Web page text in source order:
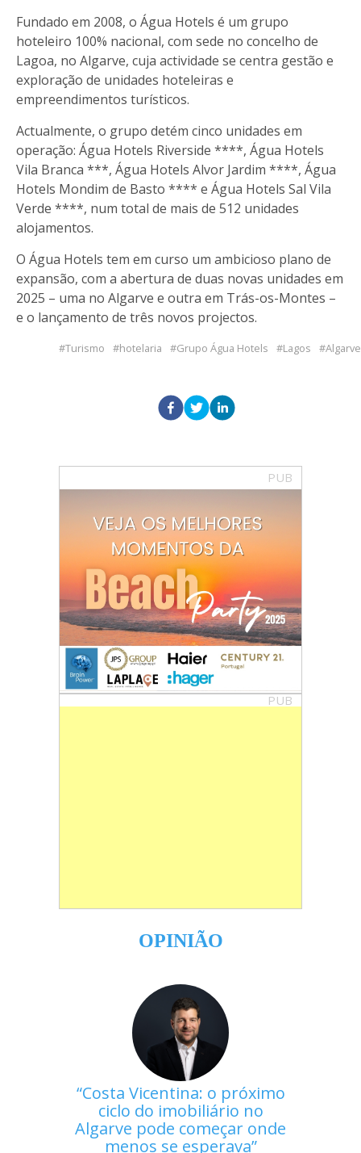
Fundado em 2008, o Água Hotels é um grupo
hoteleiro 100% nacional, com sede no concelho de
Lagoa, no Algarve, cuja actividade se centra gestão e
exploração de unidades hoteleiras e
empreendimentos turísticos.
Actualmente, o grupo detém cinco unidades em
operação: Água Hotels Riverside ****, Água Hotels
Vila Branca ***, Água Hotels Alvor Jardim ****, Água
Hotels Mondim de Basto **** e Água Hotels Sal Vila
Verde ****, num total de mais de 512 unidades
alojamentos.
O Água Hotels tem em curso um ambicioso plano de
expansão, com a abertura de duas novas unidades em
2025 – uma no Algarve e outra em Trás-os-Montes –
e o lançamento de três novos projectos.
Turismo hotelaria Grupo Água Hotels Lagos Algarve
PUB
PUB
OPINIÃO
Costa Vicentina: o próximo
ciclo do imobiliário no
Algarve pode começar onde
menos se esperava